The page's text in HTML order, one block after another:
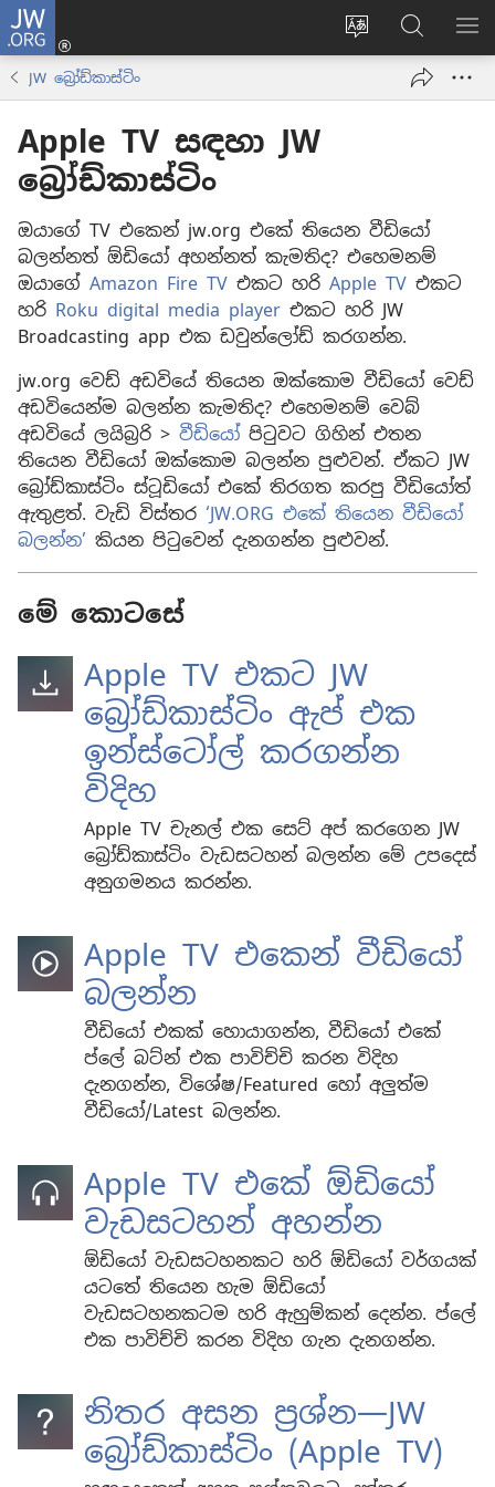
JW.ORG
Change
language
ලොගින්
(opens
JW.ORG
වෙබ්
අඩවියෙන්
JW බ්‍රෝඩ්කාස්ටිං
Apple TV සඳහා JW
බ්‍රෝඩ්කාස්ටිං
ඔයාගේ TV එකෙන් jw.org එකේ තියෙන වීඩියෝ
බලන්නත් ඕඩියෝ අහන්නත් කැමතිද? එහෙමනම්
ඔයාගේ Amazon Fire TV එකට හරි Apple TV එකට
හරි Roku digital media player එකට හරි JW
Broadcasting app එක ඩවුන්ලෝඩ් කරගන්න.
jw.org වෙඩ් අඩවියේ තියෙන ඔක්කොම වීඩියෝ වෙඩ්
අඩවියෙන්ම බලන්න කැමතිද? එහෙමනම් වෙබ්
අඩවියේ ලයිබ්‍රරි > වීඩියෝ පිටුවට ගිහින් එතන
තියෙන වීඩියෝ ඔක්කොම බලන්න පුළුවන්. ඒකට JW
බ්‍රෝඩ්කාස්ටිං ස්ටූඩියෝ එකේ තිරගත කරපු වීඩියෝත්
ඇතුළත්. වැඩි විස්තර ‘JW.ORG එකේ තියෙන වීඩියෝ
බලන්න’ කියන පිටුවෙන් දැනගන්න පුළුවන්.
මේ කොටසේ
Apple TV එකට JW
බ්‍රෝඩ්කාස්ටිං ඇප් එක
ඉන්ස්ටෝල් කරගන්න
විදිහ
Apple TV චැනල් එක සෙට් අප් කරගෙන JW
බ්‍රෝඩ්කාස්ටිං වැඩසටහන් බලන්න මේ උපදෙස්
අනුගමනය කරන්න.
Apple TV එකෙන් වීඩියෝ
බලන්න
වීඩියෝ එකක් හොයාගන්න, වීඩියෝ එකේ
ප්ලේ බට්න් එක පාවිච්චි කරන විදිහ
දැනගන්න, විශේෂ/Featured හෝ අලුත්ම
වීඩියෝ/Latest බලන්න.
Apple TV එකේ ඕඩියෝ
වැඩසටහන් අහන්න
ඕඩියෝ වැඩසටහනකට හරි ඕඩියෝ වර්ගයක්
යටතේ තියෙන හැම ඕඩියෝ
වැඩසටහනකටම හරි ඇහුම්කන් දෙන්න. ප්ලේ
එක පාවිච්චි කරන විදිහ ගැන දැනගන්න.
නිතර අසන ප්‍රශ්න​—JW
බ්‍රෝඩ්කාස්ටිං (Apple TV)